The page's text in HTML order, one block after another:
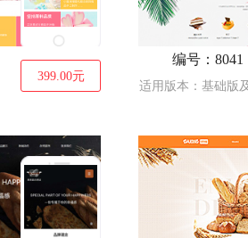
399.00元
编号：8041
适用版本：基础版